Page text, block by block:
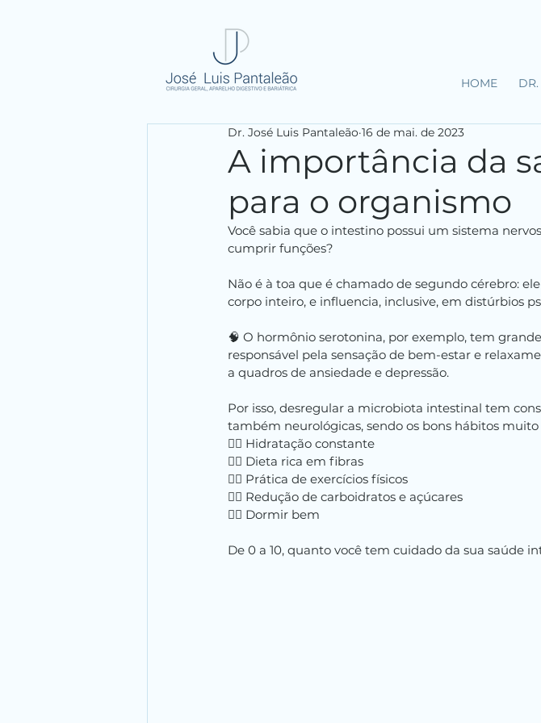
HOME
A importância da
para o organismo
Dr. José Luis Pantaleão 16 de mai. de 2023
Você sabia que o intestino possui um sistema
cumprir funções?
Não é à toa que é chamado de segundo cérebro:
corpo inteiro, e influencia, inclusive, em distúrbios
🧠 O hormônio serotonina, por exemplo, tem
responsável pela sensação de bem-estar e
a quadros de ansiedade e depressão.
Por isso, desregular a microbiota intestinal tem
também neurológicas, sendo os bons hábitos muito
👉🏼 Hidratação constante
👉🏼 Dieta rica em fibras
👉🏼 Prática de exercícios físicos
👉🏼 Redução de carboidratos e açúcares
👉🏼 Dormir bem
De 0 a 10, quanto você tem cuidado da sua saúde